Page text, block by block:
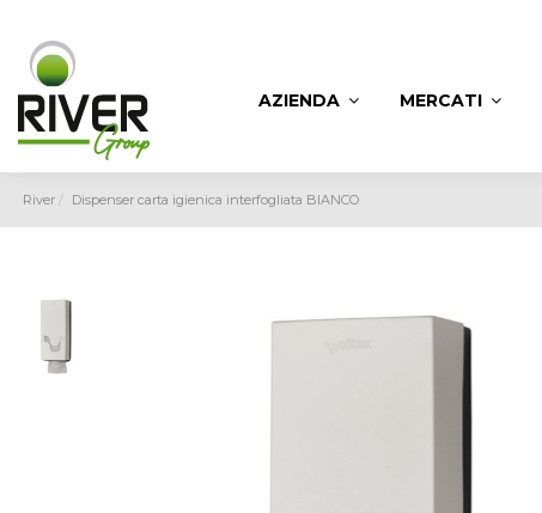
AZIENDA MERCATI
River Dispenser carta igienica interfogliata BIANCO